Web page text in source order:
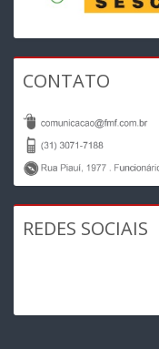
CONTATO
REDES SOCIAIS